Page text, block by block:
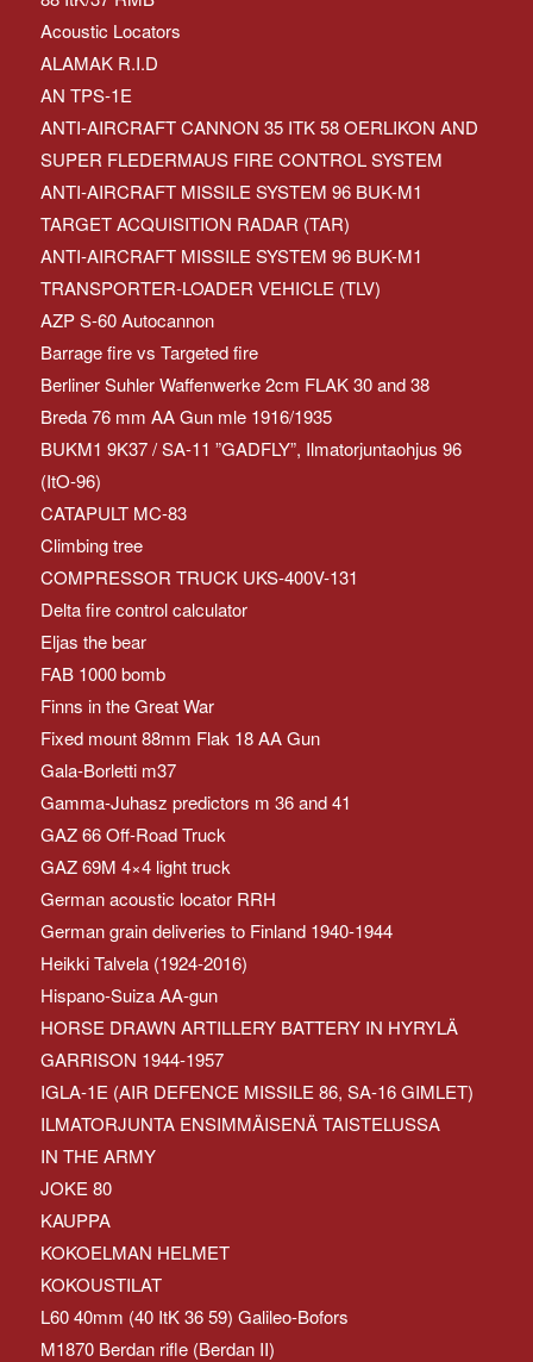
Acoustic Locators
ALAMAK R.I.D
AN TPS-1E
ANTI-AIRCRAFT CANNON 35 ITK 58 OERLIKON AND
SUPER FLEDERMAUS FIRE CONTROL SYSTEM
ANTI-AIRCRAFT MISSILE SYSTEM 96 BUK-M1
TARGET ACQUISITION RADAR (TAR)
ANTI-AIRCRAFT MISSILE SYSTEM 96 BUK-M1
TRANSPORTER-LOADER VEHICLE (TLV)
AZP S-60 Autocannon
Barrage fire vs Targeted fire
Berliner Suhler Waffenwerke 2cm FLAK 30 and 38
Breda 76 mm AA Gun mle 1916/1935
BUKM1 9K37 / SA-11 ”GADFLY”, Ilmatorjuntaohjus 96
(ItO-96)
CATAPULT MC-83
Climbing tree
COMPRESSOR TRUCK UKS-400V-131
Delta fire control calculator
Eljas the bear
FAB 1000 bomb
Finns in the Great War
Fixed mount 88mm Flak 18 AA Gun
Gala-Borletti m37
Gamma-Juhasz predictors m 36 and 41
GAZ 66 Off-Road Truck
GAZ 69M 4×4 light truck
German acoustic locator RRH
German grain deliveries to Finland 1940-1944
Heikki Talvela (1924-2016)
Hispano-Suiza AA-gun
HORSE DRAWN ARTILLERY BATTERY IN HYRYLÄ
GARRISON 1944-1957
IGLA-1E (AIR DEFENCE MISSILE 86, SA-16 GIMLET)
ILMATORJUNTA ENSIMMÄISENÄ TAISTELUSSA
IN THE ARMY
JOKE 80
KAUPPA
KOKOELMAN HELMET
KOKOUSTILAT
L60 40mm (40 ItK 36 59) Galileo-Bofors
M1870 Berdan rifle (Berdan II)